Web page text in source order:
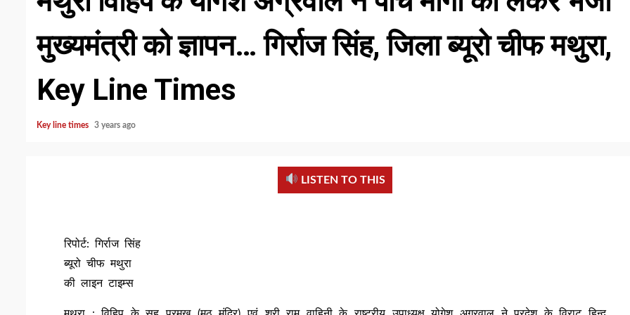
मुख्यमंत्री को ज्ञापन… गिर्राज सिंह, जिला ब्यूरो चीफ मथुरा,
Key Line Times
Key line times 3 years ago
LISTEN TO THIS
रिपोर्ट: गिर्राज सिंह
ब्यूरो चीफ मथुरा
की लाइन टाइम्स